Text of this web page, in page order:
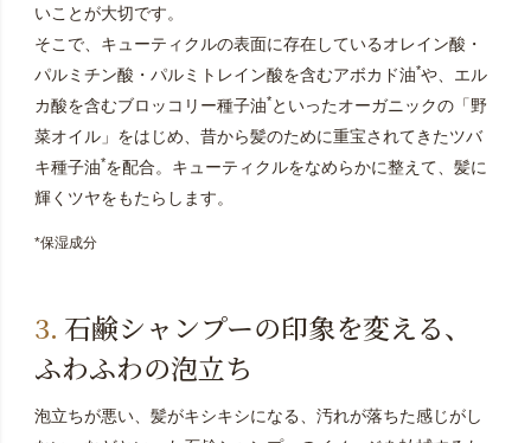
いことが大切です。
そこで、キューティクルの表面に存在しているオレイン酸・
パルミチン酸・パルミトレイン酸を含むアボカド油*や、エル
カ酸を含むブロッコリー種子油*といったオーガニックの「野
菜オイル」をはじめ、昔から髪のために重宝されてきたツバ
キ種子油*を配合。キューティクルをなめらかに整えて、髪に
輝くツヤをもたらします。
*保湿成分
石鹸シャンプーの印象を変える、
ふわふわの泡立ち
泡立ちが悪い、髪がキシキシになる、汚れが落ちた感じがし